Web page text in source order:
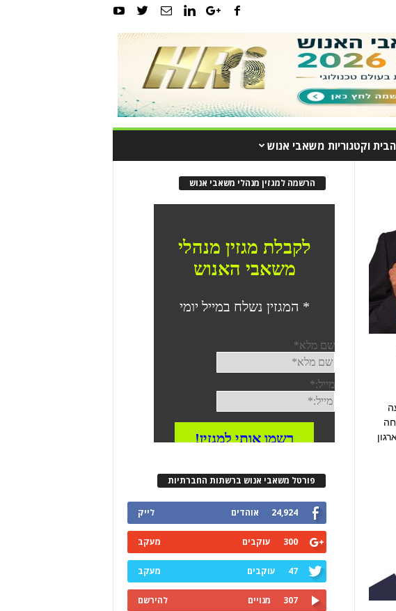
וקטגוריות משאבי אנוש
הרשמה למגזין מנהלי משאבי אנוש
פורטל משאבי אנוש ברשתות החברתיות
24,924 אוהדים לייק
300 עוקבים מעקב
47 עוקבים מעקב
307 מנויים להירשם